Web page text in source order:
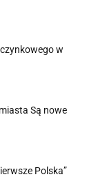
w
Są nowe
Polska”